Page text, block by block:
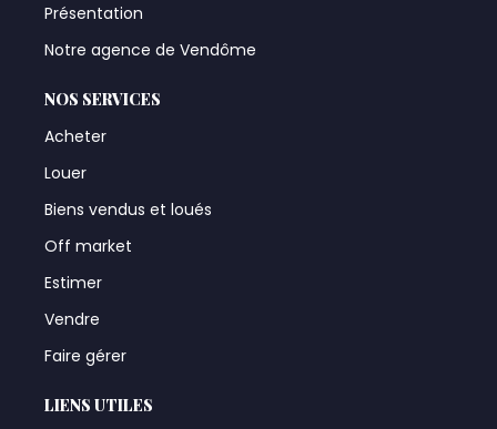
Présentation
Notre agence de Vendôme
NOS SERVICES
Acheter
Louer
Biens vendus et loués
Off market
Estimer
Vendre
Faire gérer
LIENS UTILES